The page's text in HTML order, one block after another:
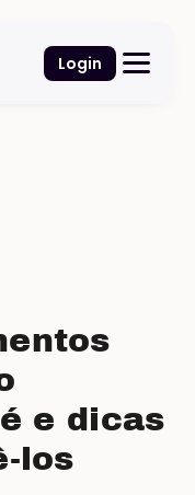
Login
e dicas
los